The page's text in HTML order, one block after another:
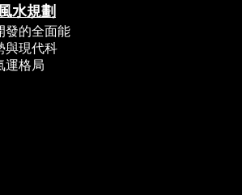
水規劃
發的全面能
與現代科
運格局